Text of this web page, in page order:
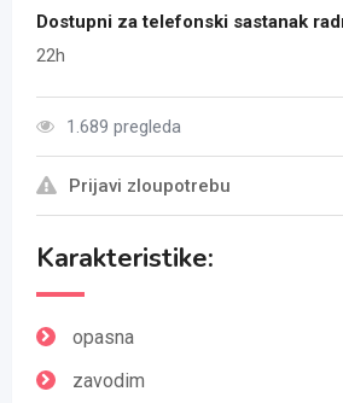
Dostupni za telefonski sastanak
22h
1.689 pregleda
Prijavi zloupotrebu
Karakteristike:
opasna
zavodim